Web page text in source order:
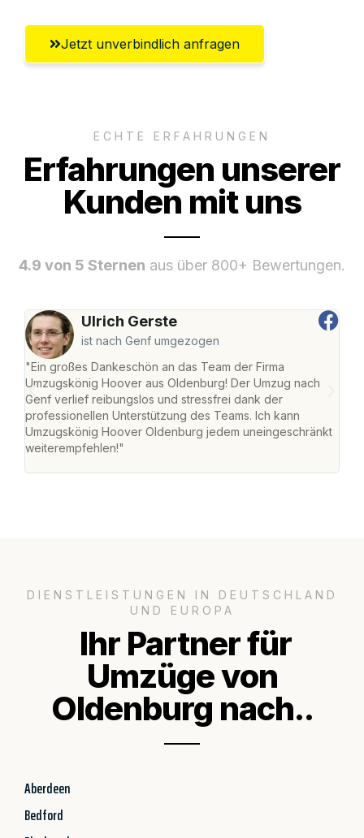
Jetzt unverbindlich anfragen
ECHTE ERFAHRUNGEN
Erfahrungen unserer
Kunden mit uns
4.9 von 5 Sternen aus über 800+ Bewertungen.
Ulrich Gerste
ist nach Genf umgezogen
"Ein großes Dankeschön an das Team der Firma
Umzugskönig Hoover aus Oldenburg! Der Umzug nach
Genf verlief reibungslos und stressfrei dank der
professionellen Unterstützung des Teams. Ich kann
Umzugskönig Hoover Oldenburg jedem uneingeschränkt
weiterempfehlen!"
DIENSTLEISTUNGEN IN DEUTSCHLAND
UND EUROPA
Ihr Partner für
Umzüge von
Oldenburg nach..
Aberdeen
Bedford